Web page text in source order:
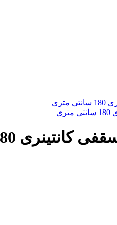
کیسه بوکس سقفی کانتینری 180